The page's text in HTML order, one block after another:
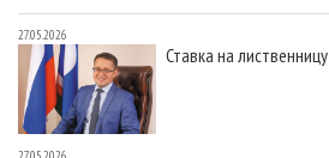
27.05.2026
Ставка на лиственницу